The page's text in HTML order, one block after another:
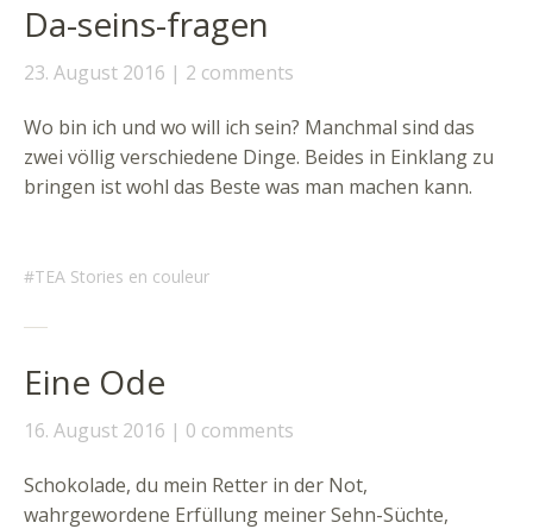
Da-seins-fragen
23. August 2016 2 comments
Wo bin ich und wo will ich sein? Manchmal sind das
zwei völlig verschiedene Dinge. Beides in Einklang zu
bringen ist wohl das Beste was man machen kann.
TEA Stories en couleur
Eine Ode
16. August 2016 0 comments
Schokolade, du mein Retter in der Not,
wahrgewordene Erfüllung meiner Sehn-Süchte,